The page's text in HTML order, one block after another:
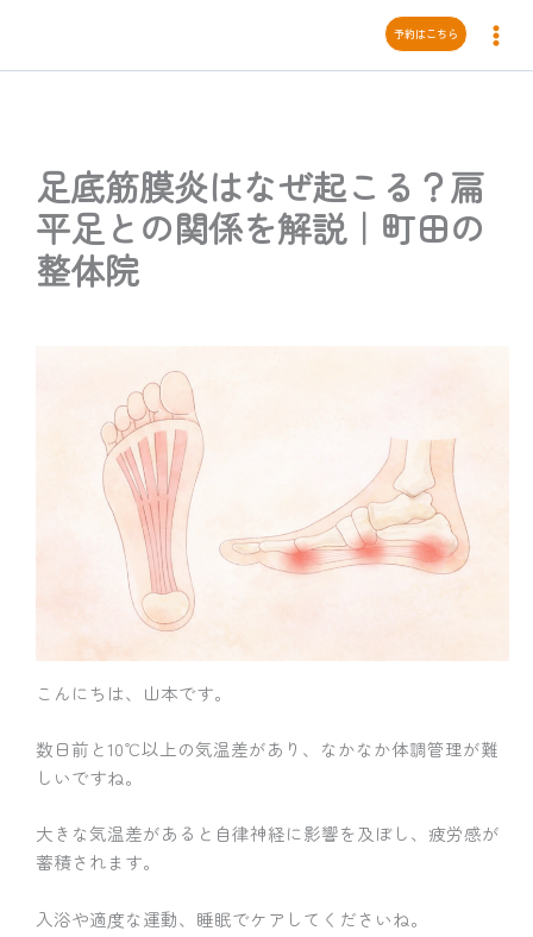
を
予約はこちら
足底筋膜炎はなぜ起こる？扁
平足との関係を解説｜町田の
整体院
こんにちは、山本です。
数日前と10℃以上の気温差があり、なかなか体調管理が難
しいですね。
大きな気温差があると自律神経に影響を及ぼし、疲労感が
蓄積されます。
入浴や適度な運動、睡眠でケアしてくださいね。